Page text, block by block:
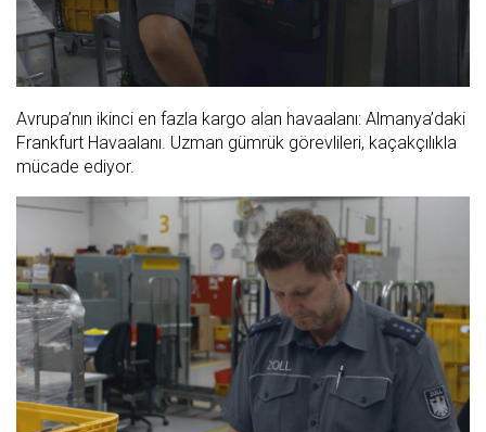
Avrupa’nın ikinci en fazla kargo alan havaalanı: Almanya’daki
Frankfurt Havaalanı. Uzman gümrük görevlileri, kaçakçılıkla
mücade ediyor.